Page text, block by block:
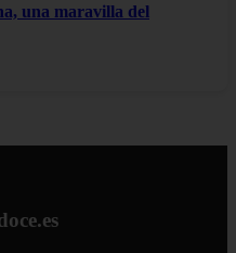
una maravilla del